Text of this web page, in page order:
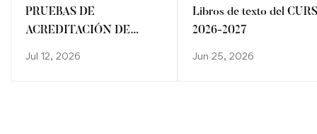
PRUEBAS DE
ACREDITACIÓN DE
Jul 12, 2026
Libros de texto del
2026-2027
Jun 25, 2026